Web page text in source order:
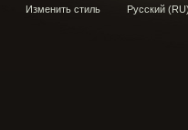
Изменить стиль Русский